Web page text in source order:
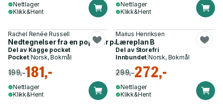
Nettlager
Klikk&Hent
Nettlager
Klikk&Hent
Rachel Renée Russell
Nedtegnelser fra en populær partyjente - NOT!
Del av Kagge pocket
Pocket| Norsk, Bokmål
199,-181,-
Nettlager
Klikk&Hent
Marius Henriksen
Læreplan B
Del av Storefri
Innbundet |Norsk, Bokmål
299,-272,-
Nettlager
Klikk&Hent